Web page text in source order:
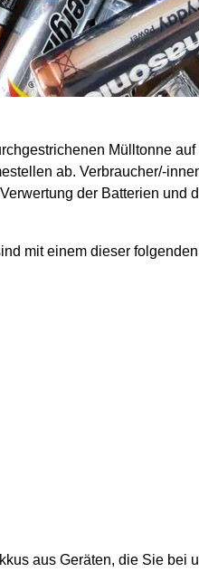
Mülltonne
ab. Verbraucher/-
der Batterien
mit einem dieser
aus Geräten, die Sie